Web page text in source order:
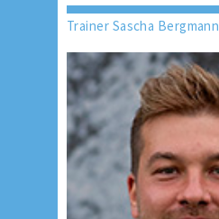
Trainer Sascha Bergmann